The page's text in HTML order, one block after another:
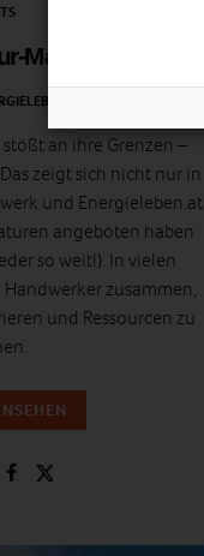
Manifest
REDAKTION
an ihre Grenzen –
zeigt sich nicht nur in
und Energieleben.at
angeboten haben
so weit!). In vielen
zusammen,
und Ressourcen zu